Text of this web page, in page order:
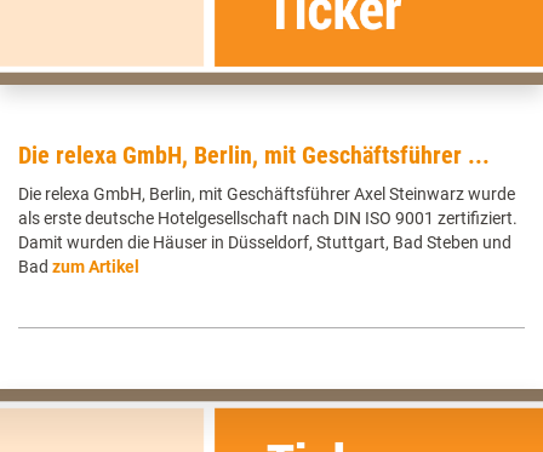
Die relexa GmbH, Berlin, mit Geschäftsführer ...
Die relexa GmbH, Berlin, mit Geschäftsführer Axel Steinwarz wurde
als erste deutsche Hotelgesellschaft nach DIN ISO 9001 zertifiziert.
Damit wurden die Häuser in Düsseldorf, Stuttgart, Bad Steben und
Bad zum Artikel